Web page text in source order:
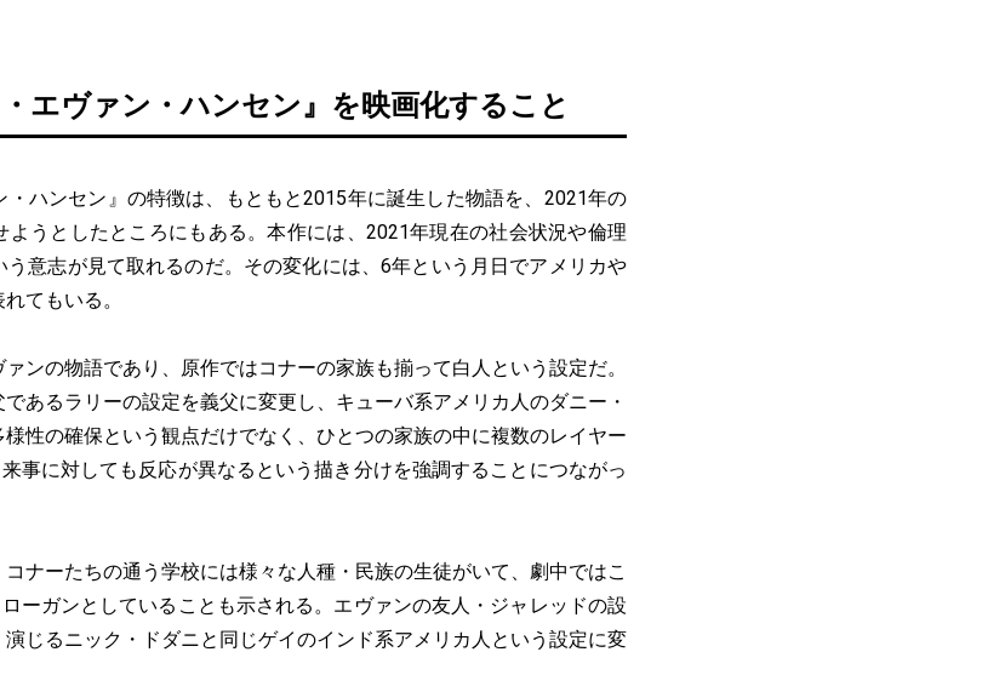
エヴァン・ハンセン』を映画化すること
ハンセン』の特徴は、もともと2015年に誕生した物語を、2021年の
ようとしたところにもある。本作には、2021年現在の社会状況や倫理
意志が見て取れるのだ。その変化には、6年という月日でアメリカや
てもいる。
ンの物語であり、原作ではコナーの家族も揃って白人という設定だ。
あるラリーの設定を義父に変更し、キューバ系アメリカ人のダニー・
性の確保という観点だけでなく、ひとつの家族の中に複数のレイヤー
事に対しても反応が異なるという描き分けを強調することにつながっ
ナーたちの通う学校には様々な人種・民族の生徒がいて、劇中ではこ
ーガンとしていることも示される。エヴァンの友人・ジャレッドの設
じるニック・ドダニと同じゲイのインド系アメリカ人という設定に変